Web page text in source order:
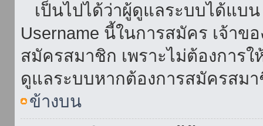
เป็นไปได้ว่าผู้ดูแลระบบได้แบ
Username นี้ในการสมัคร เจ้าข
สมัครสมาชิก เพราะไม่ต้องการ
ดูแลระบบหากต้องการสมัครสม
ข้างบน